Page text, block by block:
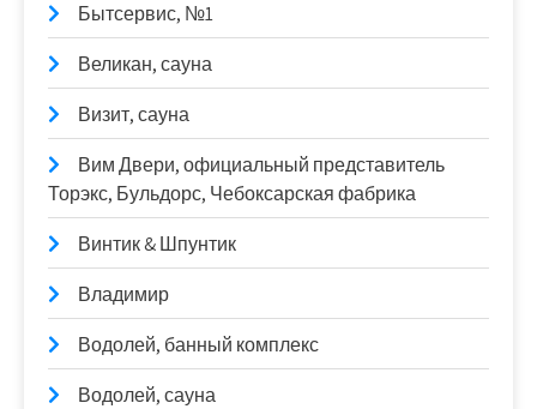
Бытсервис, №1
Великан, сауна
Визит, сауна
Вим Двери, официальный представитель
Торэкс, Бульдорс, Чебоксарская фабрика
Винтик & Шпунтик
Владимир
Водолей, банный комплекс
Водолей, сауна